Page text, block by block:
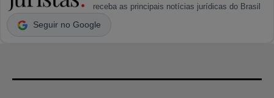
receba as principais notícias jurídicas do Brasil
Seguir no Google